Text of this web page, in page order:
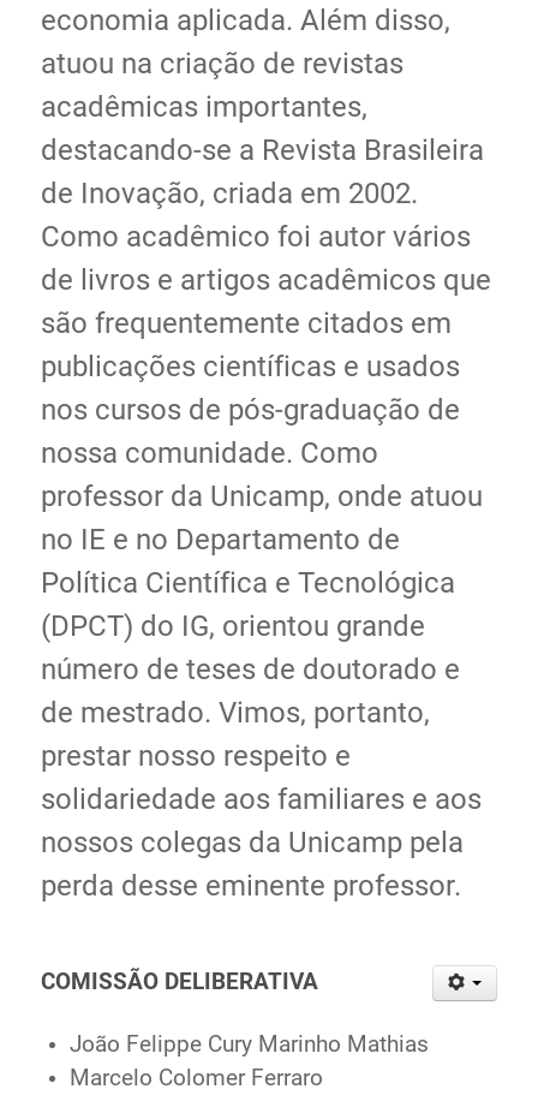
economia aplicada. Além disso,
atuou na criação de revistas
acadêmicas importantes,
destacando-se a Revista Brasileira
de Inovação, criada em 2002.
Como acadêmico foi autor vários
de livros e artigos acadêmicos que
são frequentemente citados em
publicações científicas e usados
nos cursos de pós-graduação de
nossa comunidade. Como
professor da Unicamp, onde atuou
no IE e no Departamento de
Política Científica e Tecnológica
(DPCT) do IG, orientou grande
número de teses de doutorado e
de mestrado. Vimos, portanto,
prestar nosso respeito e
solidariedade aos familiares e aos
nossos colegas da Unicamp pela
perda desse eminente professor.
COMISSÃO DELIBERATIVA
João Felippe Cury Marinho Mathias
Marcelo Colomer Ferraro